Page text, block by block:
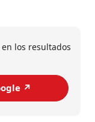
los resultados
↗️